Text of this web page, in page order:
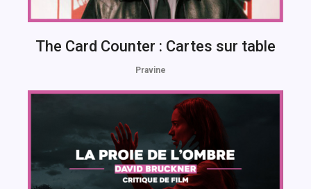
The Card Counter : Cartes sur table
Pravine